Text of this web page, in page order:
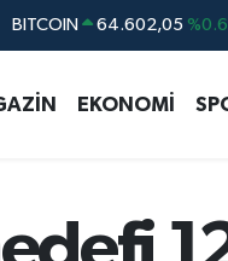
DOLAR 47,5986
EURO 55,0700
BİST100 13.768
EKONOMİ